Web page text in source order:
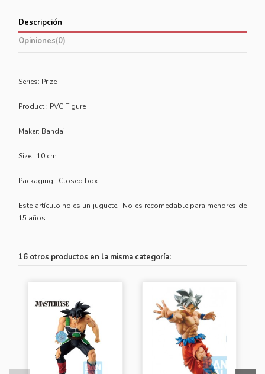
Descripción
Opiniones(0)
Series: Prize
Product : PVC Figure
Maker: Bandai
Size: 10 cm
Packaging : Closed box
Este artículo no es un juguete. No es recomedable para menores de
15 años.
16 otros productos en la misma categoría: